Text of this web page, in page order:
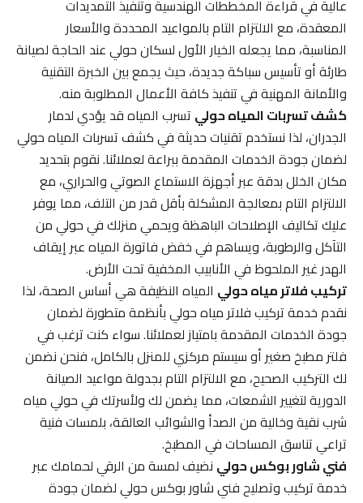
عالية في قراءة المخططات الهندسية وتنفيذ التمديدات
المعقدة، مع الالتزام التام بالمواعيد المحددة والأسعار
المناسبة، مما يجعله الخيار الأول لسكان حولي عند الحاجة لصيانة
طارئة أو تأسيس سباكة جديدة، حيث يجمع بين الخبرة التقنية
والأمانة المهنية في تنفيذ كافة الأعمال المطلوبة منه.
كشف تسربات المياه حوليتسرب المياه قد يؤدي لدمار
الجدران، لذا نستخدم تقنيات حديثة في كشف تسربات المياه حولي
لضمان جودة الخدمات المقدمة ببراعة لعملائنا. نقوم بتحديد
مكان الخلل بدقة عبر أجهزة الاستماع الصوتي والحراري، مع
الالتزام التام بمعالجة المشكلة بأقل قدر من التلف، مما يوفر
عليك تكاليف الإصلاحات الباهظة ويحمي منزلك في حولي من
التآكل والرطوبة، ويساهم في خفض فاتورة المياه عبر إيقاف
الهدر غير الملحوظ في الأنابيب المخفية تحت الأرض.
تركيب فلاتر مياه حوليالمياه النظيفة هي أساس الصحة، لذا
نقدم خدمة تركيب فلاتر مياه حولي بأنظمة متطورة لضمان
جودة الخدمات المقدمة بامتياز لعملائنا. سواء كنت ترغب في
فلتر مطبخ صغير أو سيستم مركزي للمنزل بالكامل، فنحن نضمن
لك التركيب الصحيح، مع الالتزام التام بجدولة مواعيد الصيانة
الدورية لتغيير الشمعات، مما يضمن لك ولأسرتك في حولي مياه
شرب نقية وخالية من الصدأ والشوائب العالقة، بلمسات فنية
تراعي تناسق المساحات في المطبخ.
فني شاور بوكس حولينضيف لمسة من الرقي لحمامك عبر
خدمة تركيب وتصليح فني شاور بوكس حولي لضمان جودة